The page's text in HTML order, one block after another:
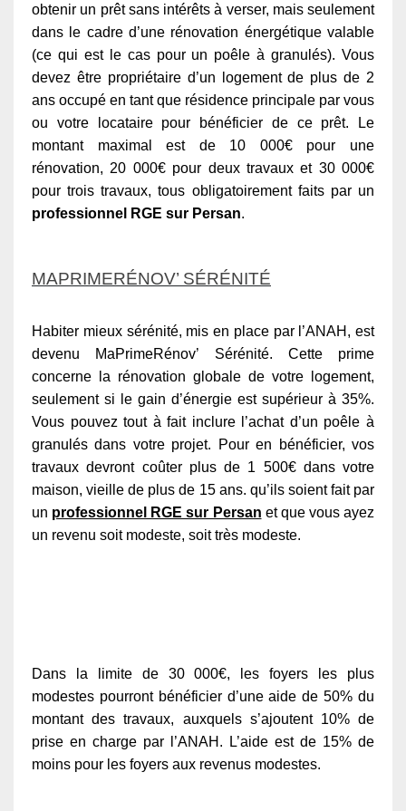
obtenir un prêt sans intérêts à verser, mais seulement
dans le cadre d’une rénovation énergétique valable
(ce qui est le cas pour un poêle à granulés). Vous
devez être propriétaire d’un logement de plus de 2
ans occupé en tant que résidence principale par vous
ou votre locataire pour bénéficier de ce prêt. Le
montant maximal est de 10 000€ pour une
rénovation, 20 000€ pour deux travaux et 30 000€
pour trois travaux, tous obligatoirement faits par un
professionnel RGE sur Persan.
MAPRIMERÉNOV’ SÉRÉNITÉ
Habiter mieux sérénité, mis en place par l’ANAH, est
devenu MaPrimeRénov’ Sérénité. Cette prime
concerne la rénovation globale de votre logement,
seulement si le gain d’énergie est supérieur à 35%.
Vous pouvez tout à fait inclure l’achat d’un poêle à
granulés dans votre projet. Pour en bénéficier, vos
travaux devront coûter plus de 1 500€ dans votre
maison, vieille de plus de 15 ans. qu’ils soient fait par
un professionnel RGE sur Persan et que vous ayez
un revenu soit modeste, soit très modeste.
Dans la limite de 30 000€, les foyers les plus
modestes pourront bénéficier d’une aide de 50% du
montant des travaux, auxquels s’ajoutent 10% de
prise en charge par l’ANAH. L’aide est de 15% de
moins pour les foyers aux revenus modestes.